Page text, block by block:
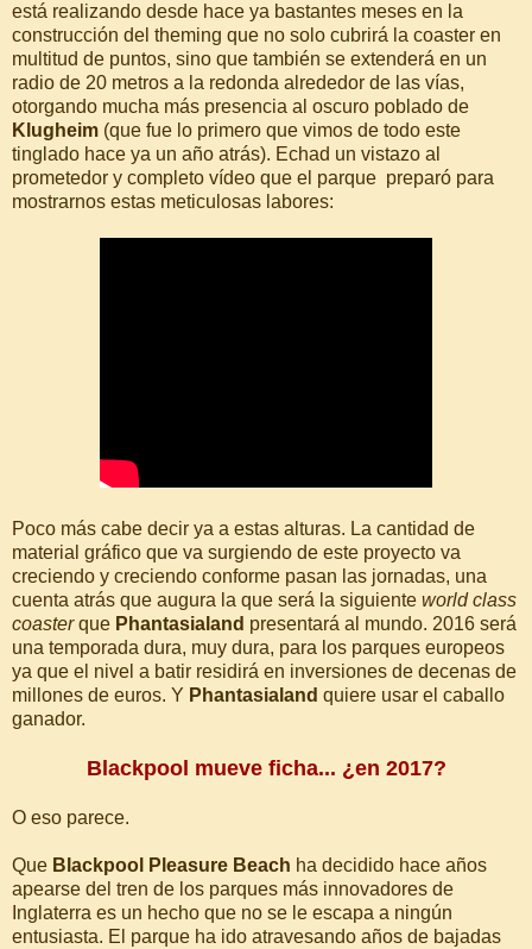
está realizando desde hace ya bastantes meses en la
construcción del theming que no solo cubrirá la coaster en
multitud de puntos, sino que también se extenderá en un
radio de 20 metros a la redonda alrededor de las vías,
otorgando mucha más presencia al oscuro poblado de
Klugheim (que fue lo primero que vimos de todo este
tinglado hace ya un año atrás). Echad un vistazo al
prometedor y completo vídeo que el parque preparó para
mostrarnos estas meticulosas labores:
Poco más cabe decir ya a estas alturas. La cantidad de
material gráfico que va surgiendo de este proyecto va
creciendo y creciendo conforme pasan las jornadas, una
cuenta atrás que augura la que será la siguiente world class
coasterque Phantasialand presentará al mundo. 2016 será
una temporada dura, muy dura, para los parques europeos
ya que el nivel a batir residirá en inversiones de decenas de
millones de euros. Y Phantasialand quiere usar el caballo
ganador.
Blackpool mueve ficha... ¿en 2017?
O eso parece.
Que Blackpool Pleasure Beach ha decidido hace años
apearse del tren de los parques más innovadores de
Inglaterra es un hecho que no se le escapa a ningún
entusiasta. El parque ha ido atravesando años de bajadas